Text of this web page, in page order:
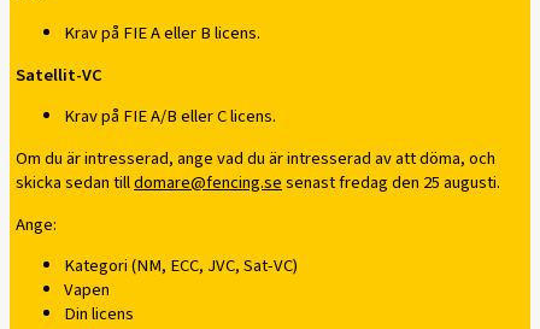
Krav på FIE A eller B licens.
Satellit-VC
Krav på FIE A/B eller C licens.
Om du är intresserad, ange vad du är intresserad av att döma, och
skicka sedan tilldomare@fencing.sesenast fredag den 25 augusti.
Ange:
Kategori (NM, ECC, JVC, Sat-VC)
Vapen
Din licens